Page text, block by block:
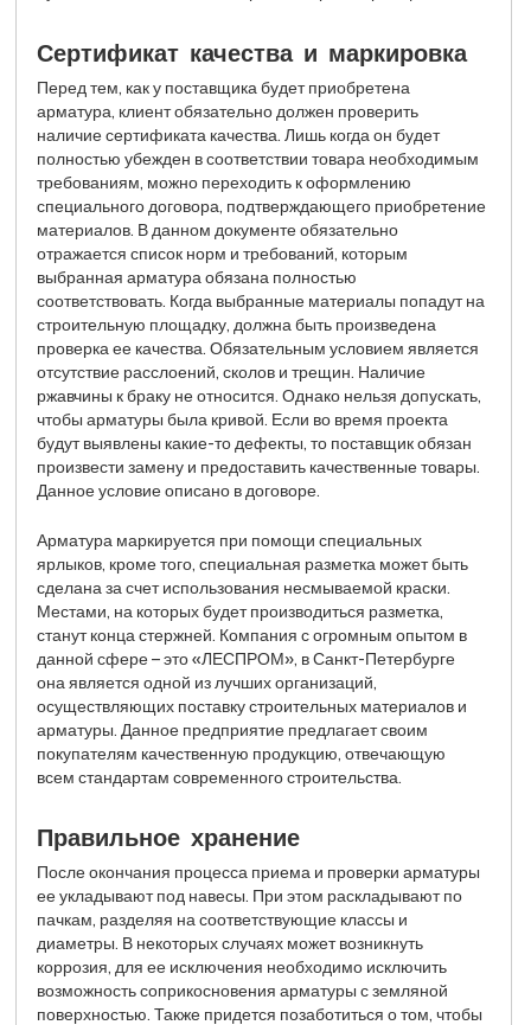
Сертификат качества и маркировка
Перед тем, как у поставщика будет приобретена
арматура, клиент обязательно должен проверить
наличие сертификата качества. Лишь когда он будет
полностью убежден в соответствии товара необходимым
требованиям, можно переходить к оформлению
специального договора, подтверждающего приобретение
материалов. В данном документе обязательно
отражается список норм и требований, которым
выбранная арматура обязана полностью
соответствовать. Когда выбранные материалы попадут на
строительную площадку, должна быть произведена
проверка ее качества. Обязательным условием является
отсутствие расслоений, сколов и трещин. Наличие
ржавчины к браку не относится. Однако нельзя допускать,
чтобы арматуры была кривой. Если во время проекта
будут выявлены какие-то дефекты, то поставщик обязан
произвести замену и предоставить качественные товары.
Данное условие описано в договоре.
Арматура маркируется при помощи специальных
ярлыков, кроме того, специальная разметка может быть
сделана за счет использования несмываемой краски.
Местами, на которых будет производиться разметка,
станут конца стержней. Компания с огромным опытом в
данной сфере – это «ЛЕСПРОМ», в Санкт-Петербурге
она является одной из лучших организаций,
осуществляющих поставку строительных материалов и
арматуры. Данное предприятие предлагает своим
покупателям качественную продукцию, отвечающую
всем стандартам современного строительства.
Правильное хранение
После окончания процесса приема и проверки арматуры
ее укладывают под навесы. При этом раскладывают по
пачкам, разделяя на соответствующие классы и
диаметры. В некоторых случаях может возникнуть
коррозия, для ее исключения необходимо исключить
возможность соприкосновения арматуры с земляной
поверхностью. Также придется позаботиться о том, чтобы